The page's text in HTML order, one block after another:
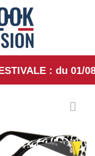
: du 01/08/